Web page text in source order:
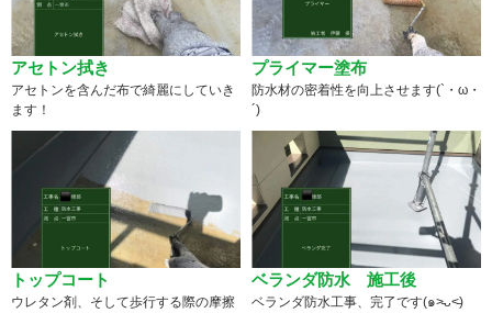
アセトン拭き
アセトンを含んだ布で綺麗にしていき
ます！
プライマー塗布
防水材の密着性を向上させます(`・ω・
´)
トップコート
ウレタン剤、そして歩行する際の摩擦
ベランダ防水 施工後
ベランダ防水工事、完了です(๑˃̵ᴗ˂̵)